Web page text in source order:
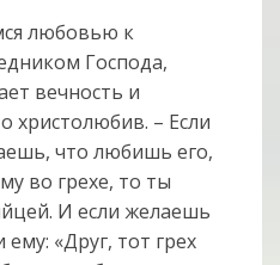
любовью к
Господа,
вечность и
христолюбив. – Если
что любишь его,
во грехе, то ты
И если желаешь
«Друг, тот грех